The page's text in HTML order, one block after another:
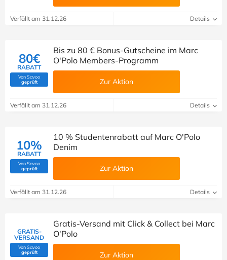
Verfällt am 31.12.26 Details
80€
RABATT
Von Savoo
geprüft(Von Savoo geprüft)
Bis zu 80 € Bonus-Gutscheine im Marc
O'Polo Members-Programm
Zur Aktion
Verfällt am 31.12.26 Details
10%
RABATT
Von Savoo
geprüft(Von Savoo geprüft)
10 % Studentenrabatt auf Marc O'Polo
Denim
Zur Aktion
Verfällt am 31.12.26 Details
GRATIS-
VERSAND
Von Savoo
geprüft(Von Savoo geprüft)
Gratis-Versand mit Click & Collect bei Marc
O'Polo
Zur Aktion